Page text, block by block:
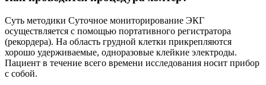
Суть методики Суточное мониторирование ЭКГ
осуществляется с помощью портативного регистратора
(рекордера). На область грудной клетки прикрепляются
хорошо удерживаемые, одноразовые клейкие электроды.
Пациент в течение всего времени исследования носит прибор
с собой.